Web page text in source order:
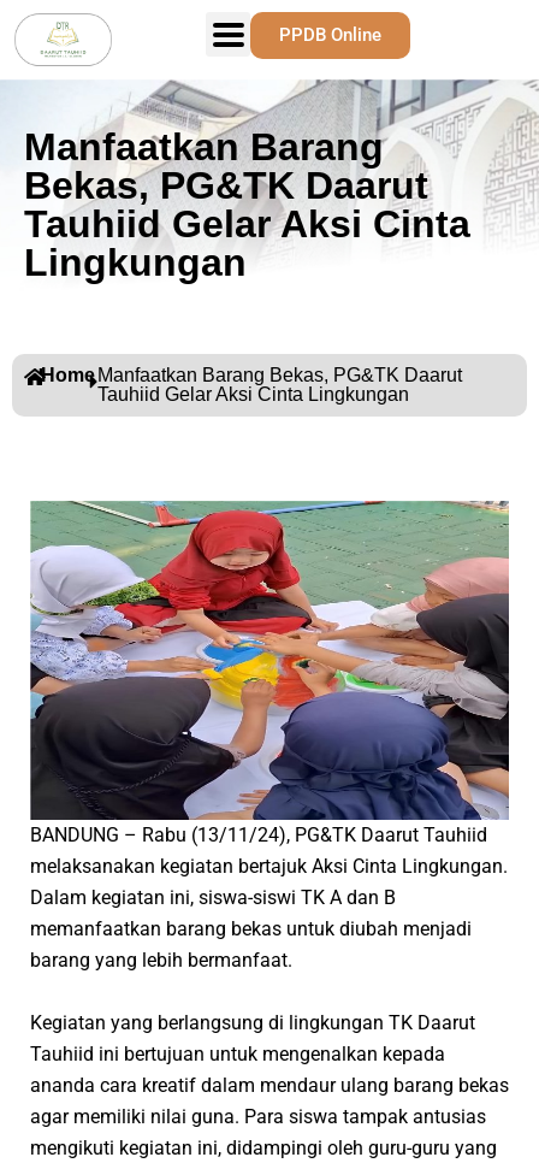
PPDB Online
Manfaatkan Barang
Bekas, PG&TK Daarut
Tauhiid Gelar Aksi Cinta
Lingkungan
Home Manfaatkan Barang Bekas, PG&TK Daarut
Tauhiid Gelar Aksi Cinta Lingkungan
BANDUNG – Rabu (13/11/24), PG&TK Daarut Tauhiid
melaksanakan kegiatan bertajuk Aksi Cinta Lingkungan.
Dalam kegiatan ini, siswa-siswi TK A dan B
memanfaatkan barang bekas untuk diubah menjadi
barang yang lebih bermanfaat.
Kegiatan yang berlangsung di lingkungan TK Daarut
Tauhiid ini bertujuan untuk mengenalkan kepada
ananda cara kreatif dalam mendaur ulang barang bekas
agar memiliki nilai guna. Para siswa tampak antusias
mengikuti kegiatan ini, didampingi oleh guru-guru yang